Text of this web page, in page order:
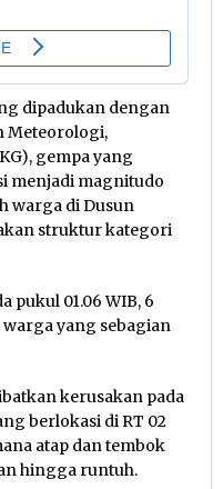
dipadukan dengan
Meteorologi,
gempa yang
menjadi magnitudo
warga di Dusun
struktur kategori
pukul 01.06 WIB, 6
yang sebagian
kerusakan pada
berlokasi di RT 02
atap dan tembok
hingga runtuh.